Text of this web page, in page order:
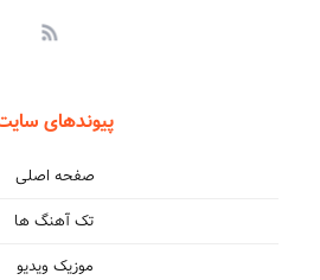
پیوندهای
صفحه اصلی
تک آهنگ ها
موزیک ویدیو